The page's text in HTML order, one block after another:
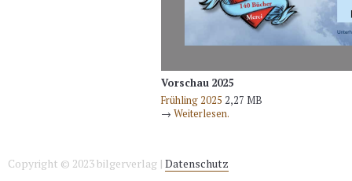
Vorschau 2025
Frühling 2025 2,27 MB
→ Weiterlesen.
Copyright © 2023 bilgerverlag | Datenschutz